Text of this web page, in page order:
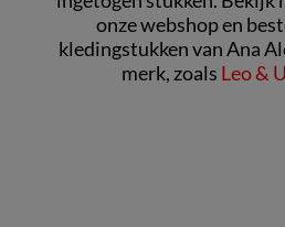
onze webshop en
kledingstukken van Ana
merk, zoals Leo &